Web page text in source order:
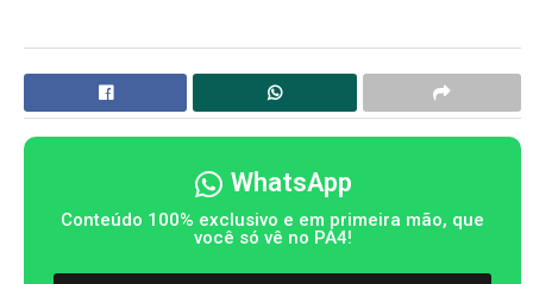
WhatsApp
Conteúdo 100% exclusivo e em primeira mão, que
você só vê no PA4!